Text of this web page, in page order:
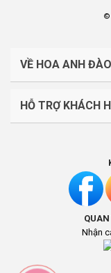
©
VỀ HOA ANH ĐÀO
CÔNG TY
Liên hệ:
Địa điểm kinh
Phường Tân Định,
HỖ TRỢ KHÁCH
Chính sách
Chính sách đổi
Chính sách bảo
Khách hàng
Nhận